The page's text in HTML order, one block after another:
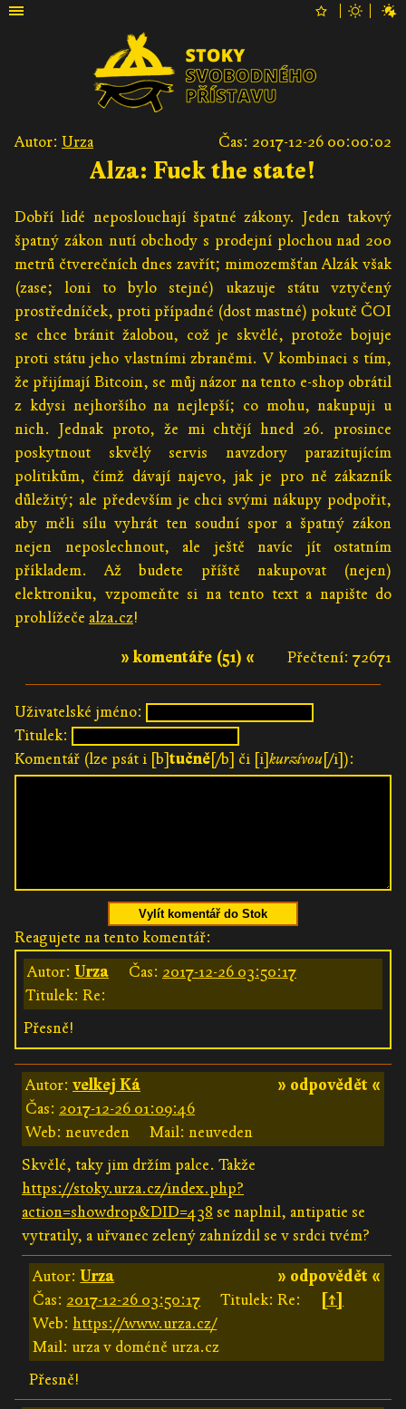
Autor: Urza Čas: 2017-12-26 00:00:02
Alza: Fuck the state!
Dobří lidé neposlouchají špatné zákony. Jeden takový
špatný zákon nutí obchody s prodejní plochou nad 200
metrů čtverečních dnes zavřít; mimozemšťan Alzák však
(zase; loni to bylo stejné) ukazuje státu vztyčený
prostředníček, proti případné (dost mastné) pokutě ČOI
se chce bránit žalobou, což je skvělé, protože bojuje
proti státu jeho vlastními zbraněmi. V kombinaci s tím,
že přijímají Bitcoin, se můj názor na tento e-shop obrátil
z kdysi nejhoršího na nejlepší; co mohu, nakupuji u
nich. Jednak proto, že mi chtějí hned 26. prosince
poskytnout skvělý servis navzdory parazitujícím
politikům, čímž dávají najevo, jak je pro ně zákazník
důležitý; ale především je chci svými nákupy podpořit,
aby měli sílu vyhrát ten soudní spor a špatný zákon
nejen neposlechnout, ale ještě navíc jít ostatním
příkladem. Až budete příště nakupovat (nejen)
elektroniku, vzpomeňte si na tento text a napište do
prohlížeče alza.cz!
Přečtení: 72671
» komentáře (51) «
Uživatelské jméno:
Titulek:
Komentář (lze psát i [b]tučně[/b] či [i]kurzívou[/i]):
Vylít komentář do Stok
Reagujete na tento komentář:
Autor: Urza Čas: 2017-12-26 03:50:17
Titulek: Re:
Přesně!
» odpovědět «
Autor: velkej Ká
Čas: 2017-12-26 01:09:46
Web: neuveden
Mail: neuveden
Skvělé, taky jim držím palce. Takže
https://stoky.urza.cz/index.php?
action=showdrop&DID=438 se naplnil, antipatie se
vytratily, a uřvanec zelený zahnízdil se v srdci tvém?
» odpovědět «
Autor:Urza
Čas: 2017-12-26 03:50:17 Titulek: Re:
[↑]
Web:https://www.urza.cz/
Mail: urza v doméně urza.cz
Přesně!